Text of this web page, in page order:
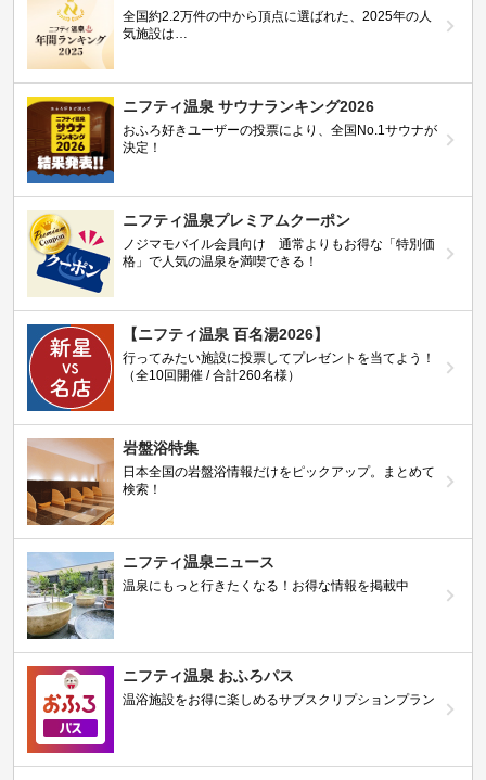
全国約2.2万件の中から頂点に選ばれた、2025年の人
気施設は…
ニフティ温泉 サウナランキング2026
おふろ好きユーザーの投票により、全国No.1サウナが
決定！
ニフティ温泉プレミアムクーポン
ノジマモバイル会員向け 通常よりもお得な「特別価
格」で人気の温泉を満喫できる！
【ニフティ温泉 百名湯2026】
行ってみたい施設に投票してプレゼントを当てよう！
（全10回開催 / 合計260名様）
岩盤浴特集
日本全国の岩盤浴情報だけをピックアップ。まとめて
検索！
ニフティ温泉ニュース
温泉にもっと行きたくなる！お得な情報を掲載中
ニフティ温泉 おふろパス
温浴施設をお得に楽しめるサブスクリプションプラン